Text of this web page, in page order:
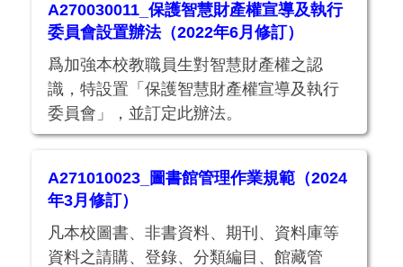
A270030011_保護智慧財產權宣導及執行
委員會設置辦法（2022年6月修訂）
爲加強本校教職員生對智慧財產權之認
識，特設置「保護智慧財產權宣導及執行
委員會」，並訂定此辦法。
A271010023_圖書館管理作業規範（2024
年3月修訂）
凡本校圖書、非書資料、期刊、資料庫等
資料之請購、登錄、分類編目、館藏管